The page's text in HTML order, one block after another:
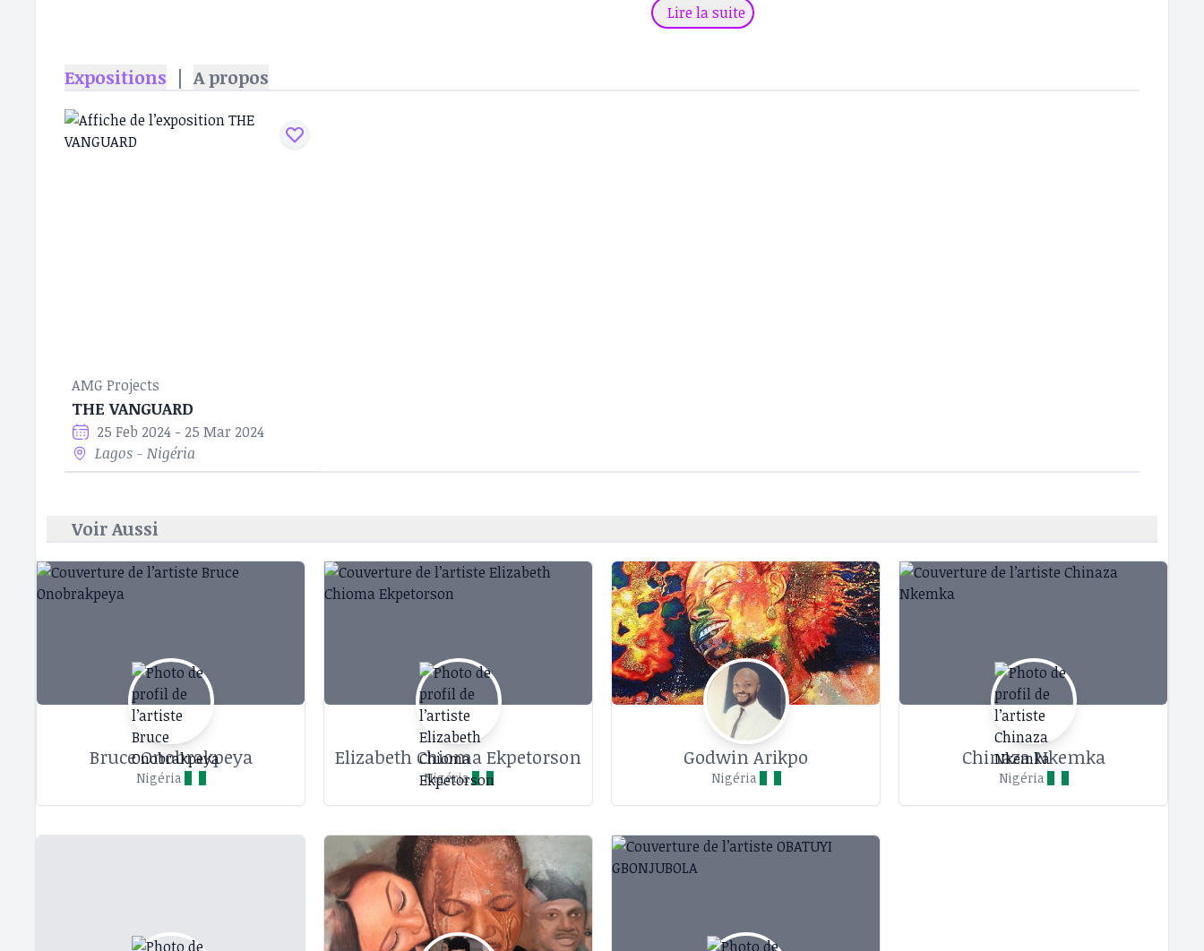
à la source divine ultime au-delà du royaume physique. Elle pense que le paradis peut être vécu sur terre et
trajectoire de notre vie.
Lire la suite
Expositions | A propos
AMG Projects
THE VANGUARD
25 Feb 2024 - 25 Mar 2024
Lagos - Nigéria
Voir Aussi
Bruce Onobrakpeya
Nigéria
Elizabeth Chioma Ekpetorson
Nigéria
Godwin Arikpo
Nigéria
Chinaza Nkemka
Nigéria